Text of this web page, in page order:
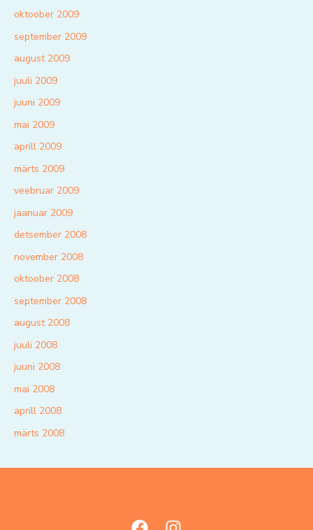
oktoober 2009
september 2009
august 2009
juuli 2009
juuni 2009
mai 2009
aprill 2009
märts 2009
veebruar 2009
jaanuar 2009
detsember 2008
november 2008
oktoober 2008
september 2008
august 2008
juuli 2008
juuni 2008
mai 2008
aprill 2008
märts 2008